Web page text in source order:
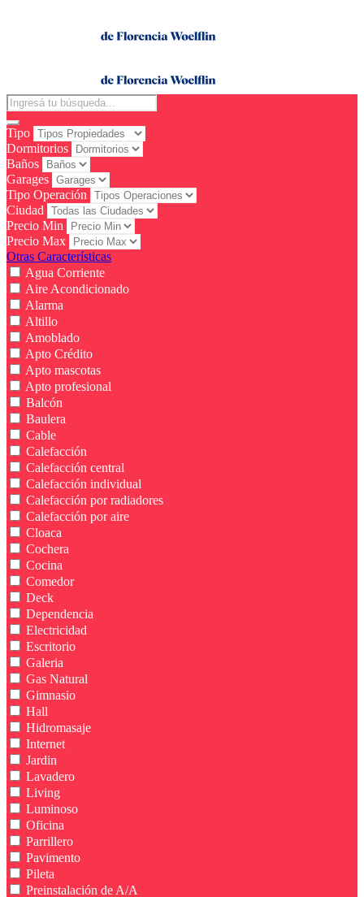
Tipo
Dormitorios
Baños
Garages
Tipo Operación
Ciudad
Precio Min
Precio Max
Otras Características
Agua Corriente
Aire Acondicionado
Alarma
Altillo
Amoblado
Apto Crédito
Apto mascotas
Apto profesional
Balcón
Baulera
Cable
Calefacción
Calefacción central
Calefacción individual
Calefacción por radiadores
Calefacción por aire
Cloaca
Cochera
Cocina
Comedor
Deck
Dependencia
Electricidad
Escritorio
Galeria
Gas Natural
Gimnasio
Hall
Hidromasaje
Internet
Jardin
Lavadero
Living
Luminoso
Oficina
Parrillero
Pavimento
Pileta
Preinstalación de A/A